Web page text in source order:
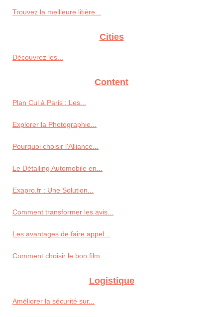
Trouvez la meilleure litière...
Cities
Découvrez les...
Content
Plan Cul à Paris : Les...
Explorer la Photographie...
Pourquoi choisir l'Alliance...
Le Détailing Automobile en...
Exapro.fr : Une Solution...
Comment transformer les avis...
Les avantages de faire appel...
Comment choisir le bon film...
Logistique
Améliorer la sécurité sur...